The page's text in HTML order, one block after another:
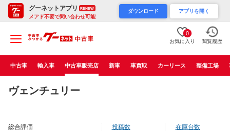
グーネットアプリ RENEW
メアド不要で問い合わせ可能
ダウンロード アプリを開く
0
お気に入り 閲覧履歴
中古車 輸入車 中古車販売店 新車 車買取 カーリース 整備工場
ヴェンチュリー
総合評価 投稿数 在庫台数